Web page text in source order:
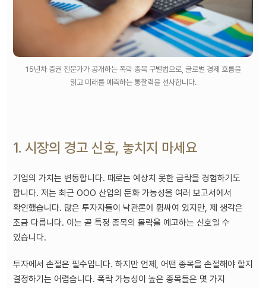
15년차 증권 전문가가 공개하는 폭락 종목 구별법으로, 글로벌 경제 흐름을
읽고 미래를 예측하는 통찰력을 선사합니다.
1. 시장의 경고 신호, 놓치지 마세요
기업의 가치는 변동합니다. 때로는 예상치 못한 급락을 경험하기도
합니다. 저는 최근 OOO 산업의 둔화 가능성을 여러 보고서에서
확인했습니다. 많은 투자자들이 낙관론에 휩싸여 있지만, 제 생각은
조금 다릅니다. 이는 곧 특정 종목의 몰락을 예고하는 신호일 수
있습니다.
투자에서 손절은 필수입니다. 하지만 언제, 어떤 종목을 손절해야 할지
결정하기는 어렵습니다. 폭락 가능성이 높은 종목들은 몇 가지